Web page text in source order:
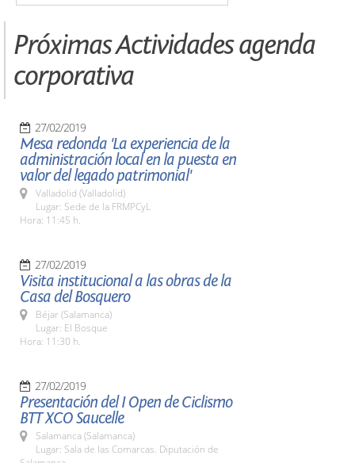
Próximas Actividades agenda
corporativa
27/02/2019
Mesa redonda 'La experiencia de la
administración local en la puesta en
valor del legado patrimonial'
Valladolid (Valladolid)
Lugar: Sede de la FRMPCyL
Hora: 11:45 h.
27/02/2019
Visita institucional a las obras de la
Casa del Bosquero
Béjar (Salamanca)
Lugar: El Bosque
Hora: 11:30 h.
27/02/2019
Presentación del I Open de Ciclismo
BTT XCO Saucelle
Salamanca (Salamanca)
Lugar: Sala de las Comarcas. Diputación de